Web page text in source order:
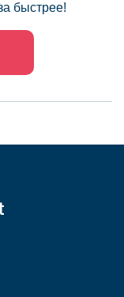
быстрее!